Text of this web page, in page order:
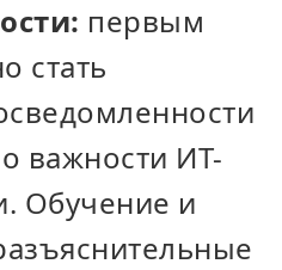
первым
стать
важности ИТ-
Обучение и